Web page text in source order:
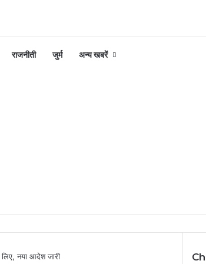
राजनीती जुर्म अन्य खबरें
लिए, नया आदेश जारी